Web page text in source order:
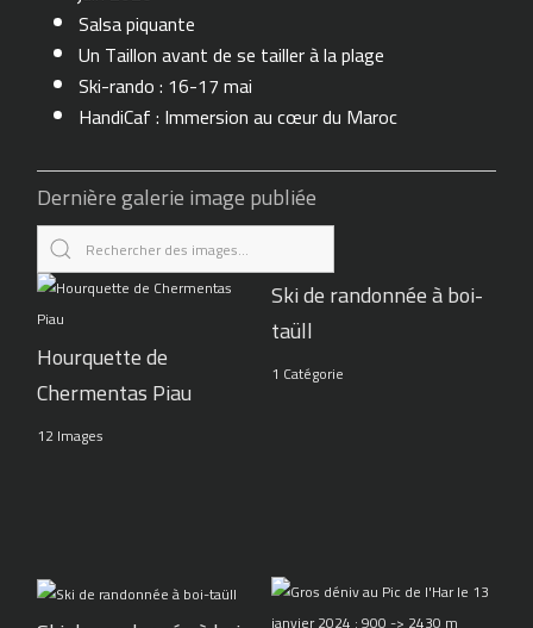
Salsa piquante
Un Taillon avant de se tailler à la plage
Ski-rando : 16-17 mai
HandiCaf : Immersion au cœur du Maroc
Dernière galerie image publiée
Hourquette de
Chermentas Piau
12 Images
Ski de randonnée à boi-
taüll
1 Catégorie